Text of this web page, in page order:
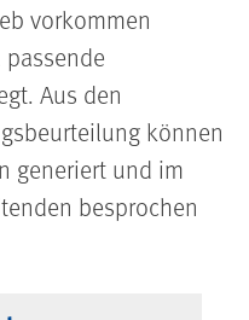
vorkommen
Aus den
können
generiert und im
besprochen